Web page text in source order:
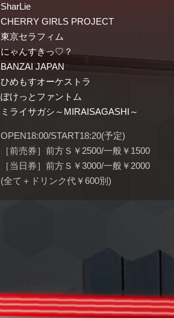
SharLie
CHERRY GIRLS PROJECT
東京セラフィム
にゃんすきっ♡？
BANZAI JAPAN
ひめもすオーケストラ
ぽけっとファントム
ミライサガシ～MIRAISAGASHI～
OPEN18:00/START18:20(予定)
［前売券］前方Ｓ￥2500/一般￥1500
［当日券］前方Ｓ￥3000/一般￥2000
(全て＋ドリンク代￥600別)